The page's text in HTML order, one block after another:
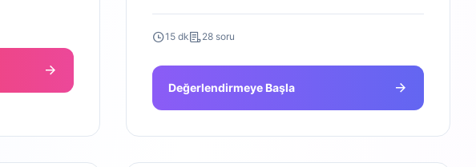
15 dk 28 soru
Değerlendirmeye Başla